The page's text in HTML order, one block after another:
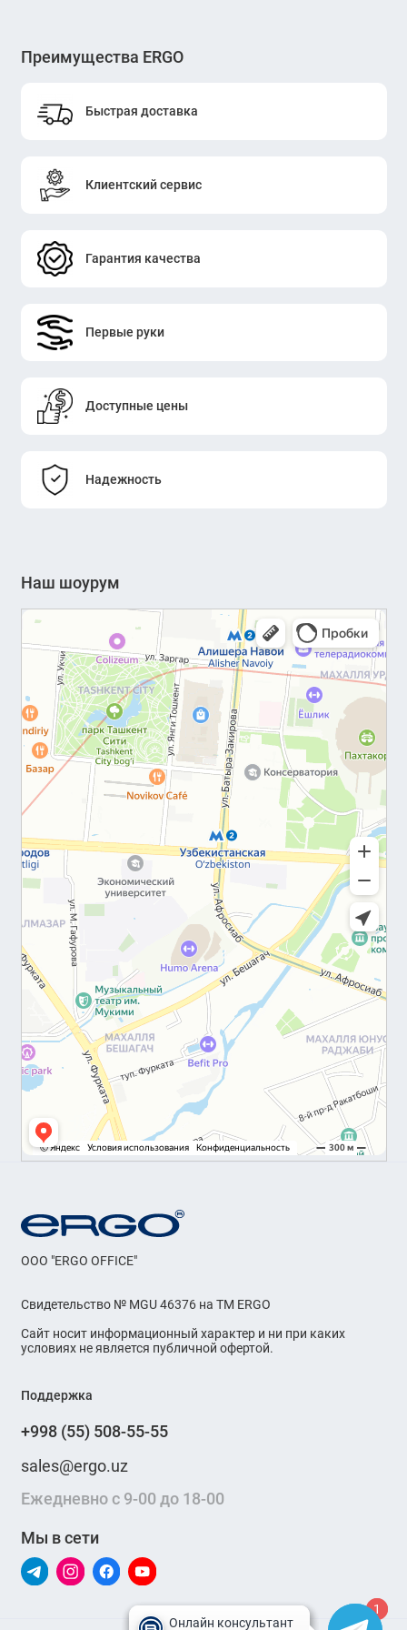
Преимущества ERGO
Быстрая доставка
Клиентский сервис
Гарантия качества
Первые руки
Доступные цены
Надежность
Наш шоурум
OOO "ERGO OFFICE"
Свидетельство № MGU 46376 на ТМ ERGO
Сайт носит информационный характер и ни при каких
условиях не является публичной офертой.
Поддержка
+998 (55) 508-55-55
sales@ergo.uz
Ежедневно с 9-00 до 18-00
Мы в сети
1
1